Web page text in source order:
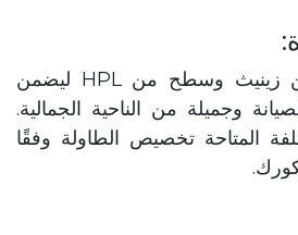
يجمع مزيج هيكل من زينيث وسطح من HPL ليضمن
وجميلة من الناحية الجمالية.
المتاحة تخصيص الطاولة وفقًا